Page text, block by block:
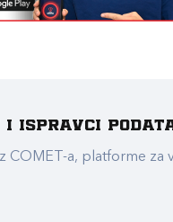
COMET-a, platforme